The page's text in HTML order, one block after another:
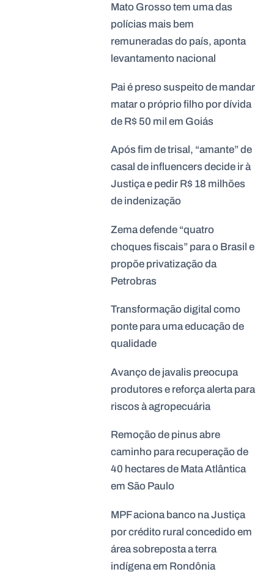
Mato Grosso tem uma das
polícias mais bem
remuneradas do país, aponta
levantamento nacional
Pai é preso suspeito de mandar
matar o próprio filho por dívida
de R$ 50 mil em Goiás
Após fim de trisal, “amante” de
casal de influencers decide ir à
Justiça e pedir R$ 18 milhões
de indenização
Zema defende “quatro
choques fiscais” para o Brasil e
propõe privatização da
Petrobras
Transformação digital como
ponte para uma educação de
qualidade
Avanço de javalis preocupa
produtores e reforça alerta para
riscos à agropecuária
Remoção de pinus abre
caminho para recuperação de
40 hectares de Mata Atlântica
em São Paulo
MPF aciona banco na Justiça
por crédito rural concedido em
área sobreposta a terra
indígena em Rondônia